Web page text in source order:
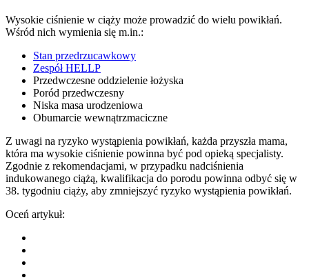
Wysokie ciśnienie w ciąży może prowadzić do wielu powikłań.
Wśród nich wymienia się m.in.:
Stan przedrzucawkowy
Zespół HELLP
Przedwczesne oddzielenie łożyska
Poród przedwczesny
Niska masa urodzeniowa
Obumarcie wewnątrzmaciczne
Z uwagi na ryzyko wystąpienia powikłań, każda przyszła mama,
która ma wysokie ciśnienie powinna być pod opieką specjalisty.
Zgodnie z rekomendacjami, w przypadku nadciśnienia
indukowanego ciążą, kwalifikacja do porodu powinna odbyć się w
38. tygodniu ciąży, aby zmniejszyć ryzyko wystąpienia powikłań.
Oceń artykuł: